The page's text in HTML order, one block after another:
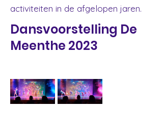
activiteiten in de afgelopen jaren.
Dansvoorstelling De
Meenthe 2023